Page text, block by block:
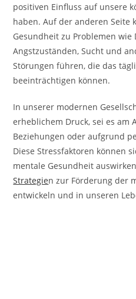
positiven Einfluss auf unsere
haben. Auf der anderen Seite
Gesundheit zu Problemen wie
Angstzuständen, Sucht und
Störungen führen, die das
beeinträchtigen können.
In unserer modernen
erheblichem Druck, sei es am
Beziehungen oder aufgrund
Diese Stressfaktoren können
mentale Gesundheit
Strategien zur Förderung der
entwickeln und in unseren